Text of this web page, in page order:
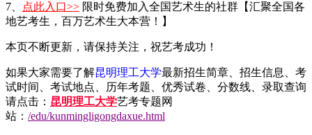
7、 点此入口>> 限时免费加入全国艺术生的社群【汇聚全国各
地艺考生，百万艺术生大本营！】
本页不断更新，请保持关注，祝艺考成功！
如果大家需要了解昆明理工大学最新招生简章、招生信息、考
试时间、考试地点、历年考题、优秀试卷、分数线、录取查询
请点击： 昆明理工大学艺考专题网
站： /edu/kunmingligongdaxue.html